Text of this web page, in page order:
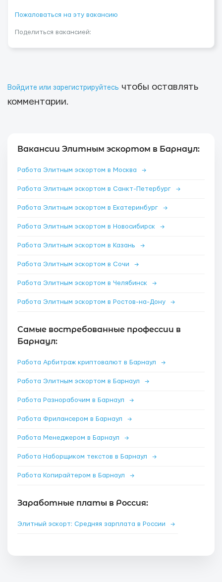
Пожаловаться на эту вакансию
Поделиться вакансией:
Войдите или зарегистрируйтесь чтобы оставлять
комментарии.
Вакансии Элитным эскортом в Барнаул:
Работа Элитным эскортом в Москва →
Работа Элитным эскортом в Санкт-Петербург →
Работа Элитным эскортом в Екатеринбург →
Работа Элитным эскортом в Новосибирск →
Работа Элитным эскортом в Казань →
Работа Элитным эскортом в Сочи →
Работа Элитным эскортом в Челябинск →
Работа Элитным эскортом в Ростов-на-Дону →
Самые востребованные профессии в
Барнаул:
Работа Арбитраж криптовалют в Барнаул →
Работа Элитным эскортом в Барнаул →
Работа Разнорабочим в Барнаул →
Работа Фрилансером в Барнаул →
Работа Менеджером в Барнаул →
Работа Наборщиком текстов в Барнаул →
Работа Копирайтером в Барнаул →
Заработные платы в Россия:
Элитный эскорт: Средняя зарплата в России →